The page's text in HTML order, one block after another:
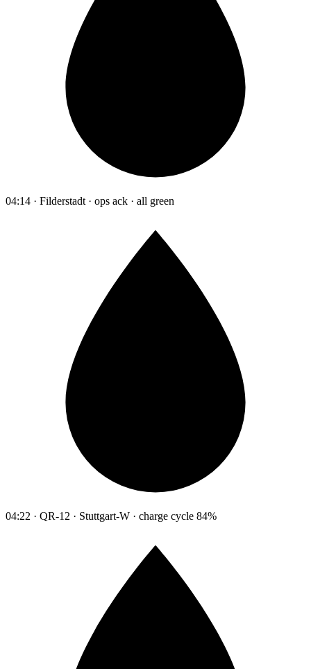
04:14 · Filderstadt · ops ack · all green
04:22 · QR-12 · Stuttgart-W · charge cycle 84%